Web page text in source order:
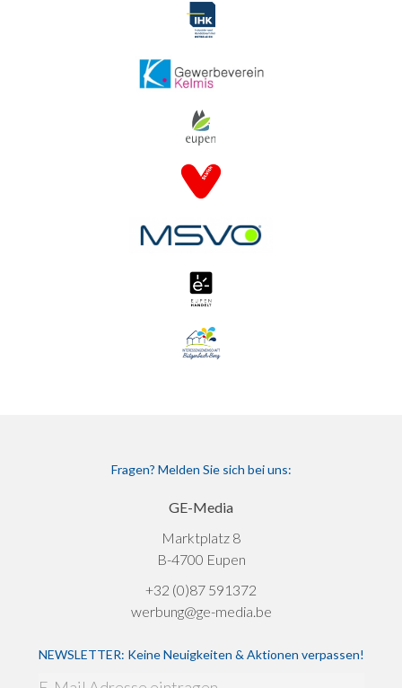
Fragen? Melden Sie sich bei uns:
GE-Media
Marktplatz 8
B-4700 Eupen
+32 (0)87 591372
werbung@ge-media.be
NEWSLETTER: Keine Neuigkeiten & Aktionen verpassen!